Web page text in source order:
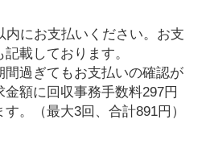
内にお支払いください。お支
載しております。
間過ぎてもお支払いの確認が
額に回収事務手数料297円
す。（最大3回、合計891円）